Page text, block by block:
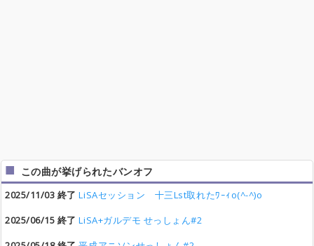
この曲が挙げられたバンオフ
2025/11/03 終了 LiSAセッション 十三Lst取れたﾜｰｨo(^-^)o
2025/06/15 終了 LiSA+ガルデモ せっしょん#2